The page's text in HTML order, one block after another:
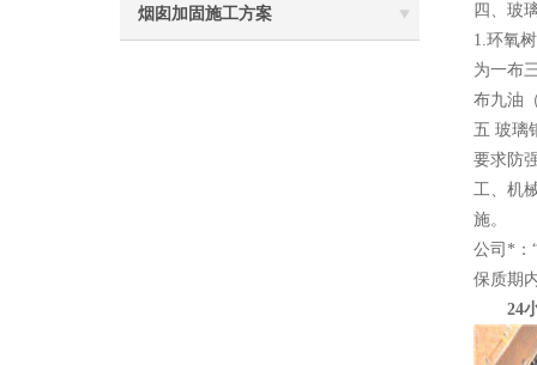
烟囱加固施工方案
四、玻
1.环氧
为一布
布九油
五 玻璃
要求防
工、机
施。
公司*：
保质期
24小